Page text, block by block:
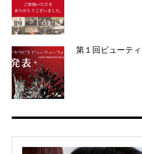
第１回ビューテ